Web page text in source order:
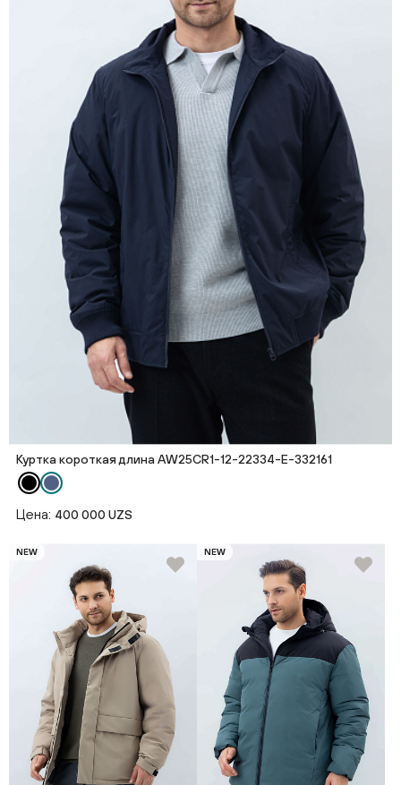
Куртка короткая длина AW25CR1-12-22334-E-332161
Цена: 400 000 UZS
NEW NEW